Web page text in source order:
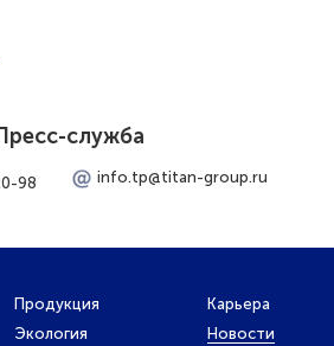
служба
98 info.tp@titan-group.ru
Продукция
Карьера
Экология
Новости